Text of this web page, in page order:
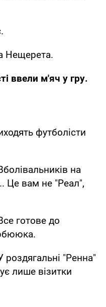
Нещерета.
ввели м'яч у гру.
футболісти
на
Це вам не "Реал",
готове до
роздягальні "Ренна"
лише візитки